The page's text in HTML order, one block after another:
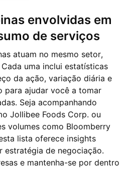
de serviços
atuam no mesmo setor,
uma inclui estatísticas
da ação, variação diária e
para ajudar você a tomar
Seja acompanhando
Jollibee Foods Corp. ou
volumes como Bloomberry
lista oferece insights
estratégia de negociação.
e mantenha-se por dentro